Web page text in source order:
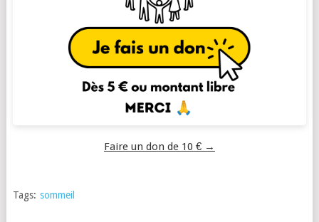
Faire un don de 10 € →
Tags: sommeil